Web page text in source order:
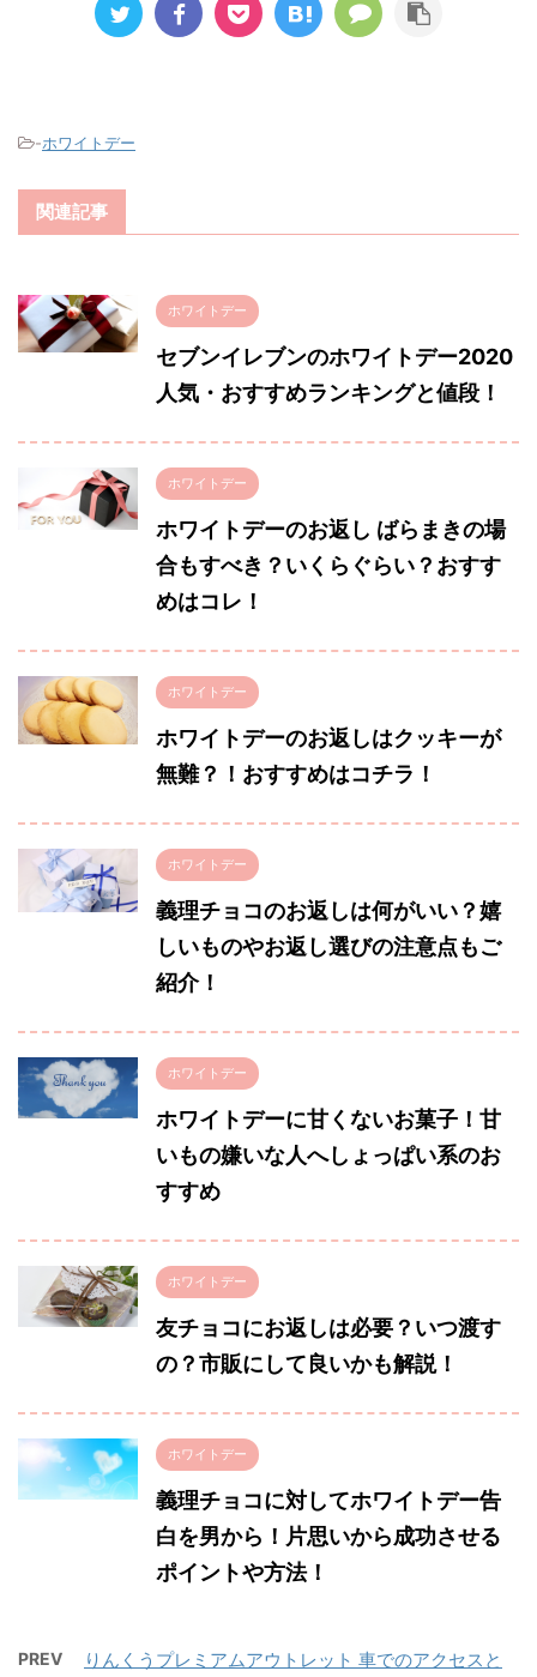
-ホワイトデー
関連記事
ホワイトデー
セブンイレブンのホワイトデー2020
人気・おすすめランキングと値段！
ホワイトデー
ホワイトデーのお返し ばらまきの場
合もすべき？いくらぐらい？おすす
めはコレ！
ホワイトデー
ホワイトデーのお返しはクッキーが
無難？！おすすめはコチラ！
ホワイトデー
義理チョコのお返しは何がいい？嬉
しいものやお返し選びの注意点もご
紹介！
ホワイトデー
ホワイトデーに甘くないお菓子！甘
いもの嫌いな人へしょっぱい系のお
すすめ
ホワイトデー
友チョコにお返しは必要？いつ渡す
の？市販にして良いかも解説！
ホワイトデー
義理チョコに対してホワイトデー告
白を男から！片思いから成功させる
ポイントや方法！
PREV
りんくうプレミアムアウトレット 車でのアクセスと